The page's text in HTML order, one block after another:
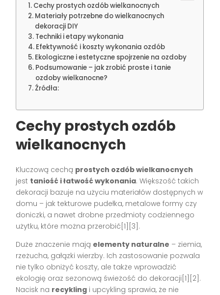
Cechy prostych ozdób wielkanocnych
Materiały potrzebne do wielkanocnych
dekoracji DIY
Techniki i etapy wykonania
Efektywność i koszty wykonania ozdób
Ekologiczne i estetyczne spojrzenie na ozdoby
Podsumowanie – jak zrobić proste i tanie
ozdoby wielkanocne?
Źródła:
Cechy prostych ozdób
wielkanocnych
Kluczową cechą prostych ozdób wielkanocnych
jest taniość i łatwość wykonania. Większość takich
dekoracji bazuje na użyciu materiałów dostępnych w
domu – jak tekturowe pudełka, metalowe formy czy
doniczki, a nawet drobne przedmioty codziennego
użytku, które można przerobić[1][3].
Duże znaczenie mają elementy naturalne – ziemia,
rzeżucha, gałązki wierzby. Ich zastosowanie pozwala
nie tylko obniżyć koszty, ale także wprowadzić
ekologię oraz sezonową świeżość do dekoracji[1][2].
Nacisk na recykling i upcykling sprawia, że nie